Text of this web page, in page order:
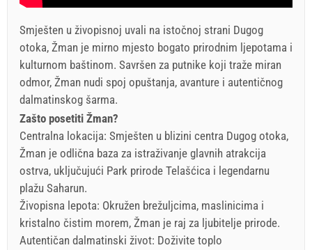
Smješten u živopisnoj uvali na istočnoj strani Dugog
otoka, Žman je mirno mjesto bogato prirodnim ljepotama i
kulturnom baštinom. Savršen za putnike koji traže miran
odmor, Žman nudi spoj opuštanja, avanture i autentičnog
dalmatinskog šarma.
Zašto posetiti Žman?
Centralna lokacija: Smješten u blizini centra Dugog otoka,
Žman je odlična baza za istraživanje glavnih atrakcija
ostrva, uključujući Park prirode Telašćica i legendarnu
plažu Saharun.
Živopisna lepota: Okružen brežuljcima, maslinicima i
kristalno čistim morem, Žman je raj za ljubitelje prirode.
Autentičan dalmatinski život: Doživite toplo